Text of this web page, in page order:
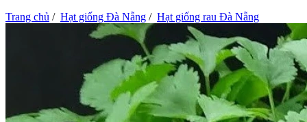
Trang chủ / Hạt giống Đà Nẵng / Hạt giống rau Đà Nẵng